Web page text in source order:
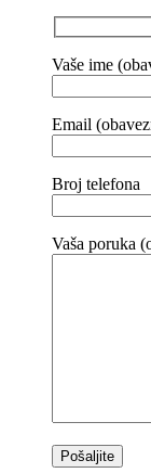
Vaše ime
Email
Broj telefona
Vaša poruka